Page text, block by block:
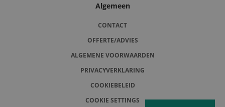
Algemeen
CONTACT
OFFERTE/ADVIES
ALGEMENE VOORWAARDEN
PRIVACYVERKLARING
COOKIEBELEID
COOKIE SETTINGS